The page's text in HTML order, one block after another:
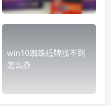
win10蜘蛛纸牌找不到
怎么办